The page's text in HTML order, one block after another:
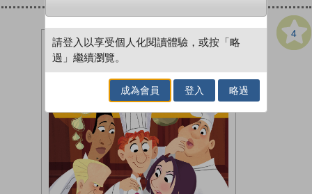
4
請登入以享受個人化閱讀體驗，或按「略
過」繼續瀏覽。
成為會員 登入 略過